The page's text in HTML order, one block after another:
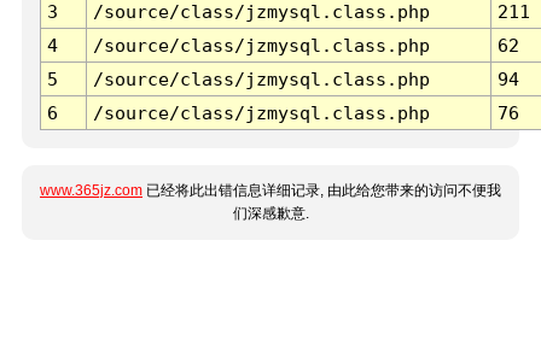
3 /source/class/jzmysql.class.php
211
4
/source/class/jzmysql.class.php
62
5
/source/class/jzmysql.class.php
94
6
/source/class/jzmysql.class.php 76
www.365jz.com 已经将此出错信息详细记录, 由此给您带来的访问不便我
们深感歉意.